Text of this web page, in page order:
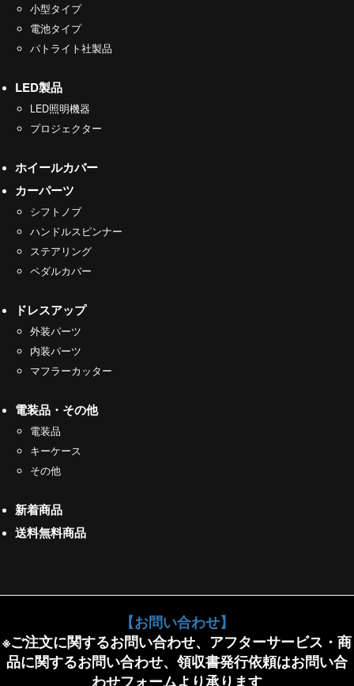
小型タイプ
電池タイプ
パトライト社製品
LED製品
LED照明機器
プロジェクター
ホイールカバー
カーパーツ
シフトノブ
ハンドルスピンナー
ステアリング
ペダルカバー
ドレスアップ
外装パーツ
内装パーツ
マフラーカッター
電装品・その他
電装品
キーケース
その他
新着商品
送料無料商品
【お問い合わせ】
※ご注文に関するお問い合わせ、アフターサービス・商
品に関するお問い合わせ、領収書発行依頼はお問い合
わせフォームより承ります